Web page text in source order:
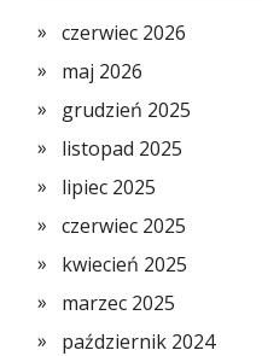
czerwiec 2026
maj 2026
grudzień 2025
listopad 2025
lipiec 2025
czerwiec 2025
kwiecień 2025
marzec 2025
październik 2024